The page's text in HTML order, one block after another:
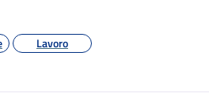
Lavoro